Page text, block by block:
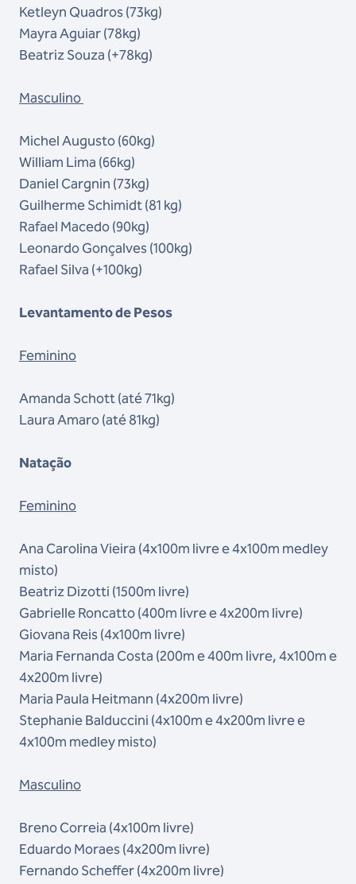
Ketleyn Quadros (73kg)
Mayra Aguiar (78kg)
Beatriz Souza (+78kg)
Masculino
Michel Augusto (60kg)
William Lima (66kg)
Daniel Cargnin (73kg)
Guilherme Schimidt (81 kg)
Rafael Macedo (90kg)
Leonardo Gonçalves (100kg)
Rafael Silva (+100kg)
Levantamento de Pesos
Feminino
Amanda Schott (até 71kg)
Laura Amaro (até 81kg)
Natação
Feminino
Ana Carolina Vieira (4x100m livre e 4x100m medley
misto)
Beatriz Dizotti (1500m livre)
Gabrielle Roncatto (400m livre e 4x200m livre)
Giovana Reis (4x100m livre)
Maria Fernanda Costa (200m e 400m livre, 4x100m e
4x200m livre)
Maria Paula Heitmann (4x200m livre)
Stephanie Balduccini (4x100m e 4x200m livre e
4x100m medley misto)
Masculino
Breno Correia (4x100m livre)
Eduardo Moraes (4x200m livre)
Fernando Scheffer (4x200m livre)